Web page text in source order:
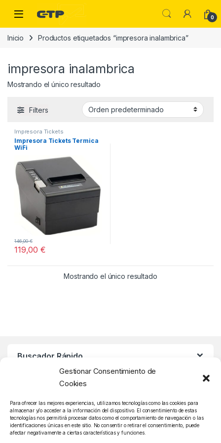
Gestionar Consentimiento de
Cookies
Para ofrecer las mejores experiencias, utilizamos tecnologías como las cookies para
almacenar y/o acceder a la información del dispositivo. El consentimiento de estas
tecnologías nos permitirá procesar datos como el comportamiento de navegación o las
identificaciones únicas en este sitio. No consentir o retirar el consentimiento, puede
afectar negativamente a ciertas características y funciones.
Saltar a la navegación
Saltar al contenido
Open 0
Inicio Productos etiquetados “impresora inalambrica”
impresora inalambrica
Mostrando el único resultado
Filters
Impresora Tickets
Impresora Tickets Termica
WiFi
119,00€
146,00€
Mostrando el único resultado
Buscador Rápido
Atención Cliente